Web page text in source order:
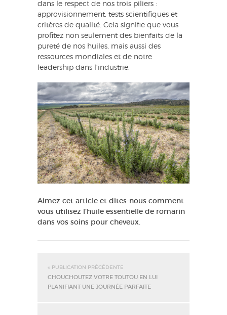
dans le respect de nos trois piliers :
approvisionnement, tests scientifiques et
critères de qualité. Cela signifie que vous
profitez non seulement des bienfaits de la
pureté de nos huiles, mais aussi des
ressources mondiales et de notre
leadership dans l’industrie.
Aimez cet article et dites-nous comment
vous utilisez l’huile essentielle de romarin
dans vos soins pour cheveux.
« PUBLICATION PRÉCÉDENTE
CHOUCHOUTEZ VOTRE TOUTOU EN LUI
PLANIFIANT UNE JOURNÉE PARFAITE